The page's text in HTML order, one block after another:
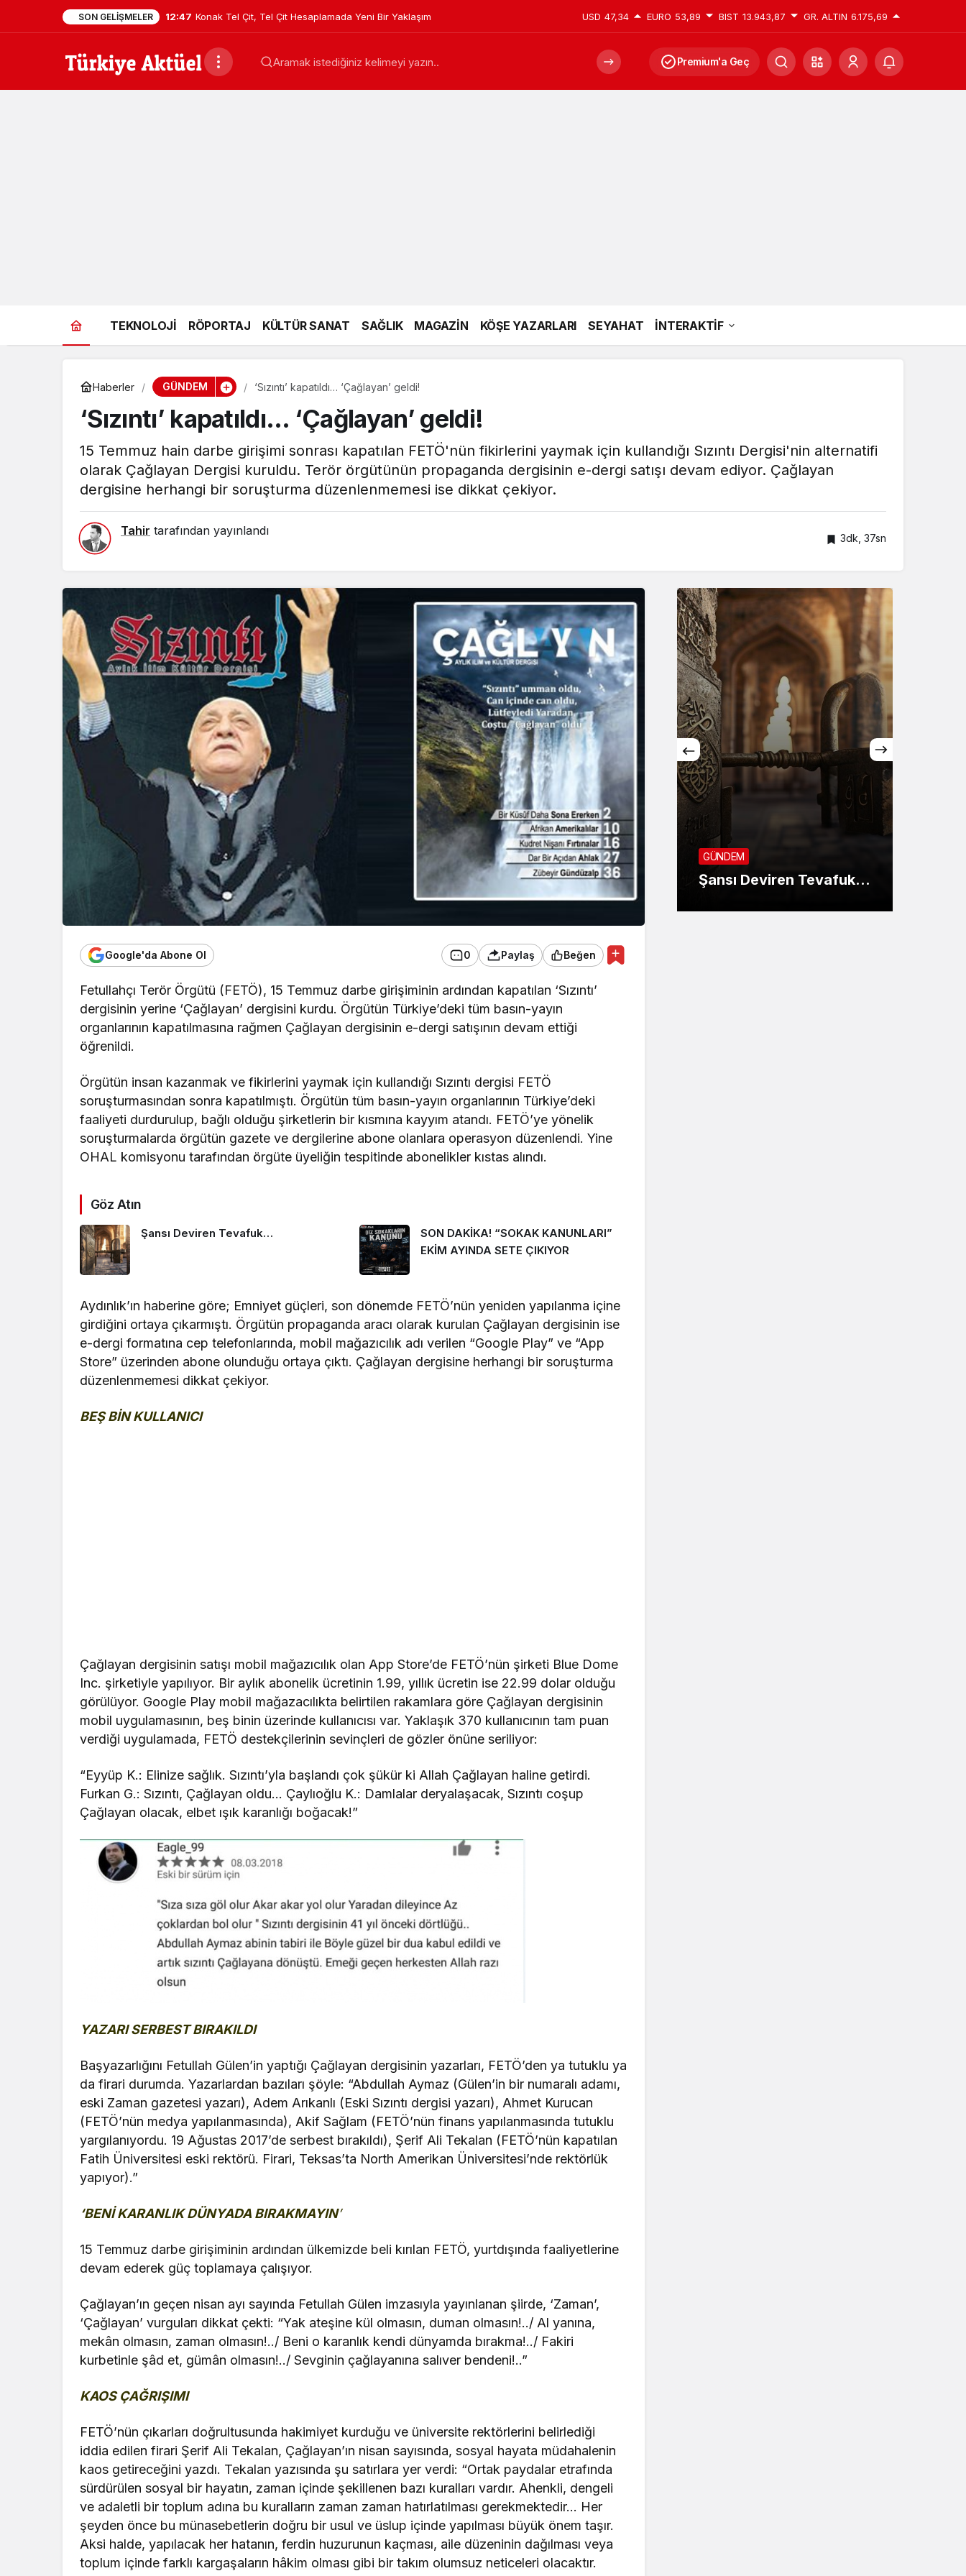
SON GELIŞMELER 12:47 Konak Tel Çit, Tel Çit Hesaplamada Yeni Bir Yaklaşım USD 47,34 EURO 53,89 BIST 13.943,87 GR. ALTIN 6.175,69
Premium'a Geç
TEKNOLOJİ RÖPORTAJ KÜLTÜR SANAT SAĞLIK MAGAZİN KÖŞE YAZARLARI SEYAHAT İNTERAKTİF
Haberler GÜNDEM ‘Sızıntı’ kapatıldı… ‘Çağlayan’ geldi!
‘Sızıntı’ kapatıldı… ‘Çağlayan’ geldi!
15 Temmuz hain darbe girişimi sonrası kapatılan FETÖ'nün fikirlerini yaymak için kullandığı Sızıntı Dergisi'nin alternatifi
olarak Çağlayan Dergisi kuruldu. Terör örgütünün propaganda dergisinin e-dergi satışı devam ediyor. Çağlayan
dergisine herhangi bir soruşturma düzenlenmemesi ise dikkat çekiyor.
Tahir tarafından yayınlandı
3dk, 37sn
Google'da Abone Ol 0 Paylaş Beğen
Fetullahçı Terör Örgütü (FETÖ), 15 Temmuz darbe girişiminin ardından kapatılan ‘Sızıntı’
dergisinin yerine ‘Çağlayan’ dergisini kurdu. Örgütün Türkiye’deki tüm basın-yayın
organlarının kapatılmasına rağmen Çağlayan dergisinin e-dergi satışının devam ettiği
öğrenildi.
Örgütün insan kazanmak ve fikirlerini yaymak için kullandığı Sızıntı dergisi FETÖ
soruşturmasından sonra kapatılmıştı. Örgütün tüm basın-yayın organlarının Türkiye’deki
faaliyeti durdurulup, bağlı olduğu şirketlerin bir kısmına kayyım atandı. FETÖ’ye yönelik
soruşturmalarda örgütün gazete ve dergilerine abone olanlara operasyon düzenlendi. Yine
OHAL komisyonu tarafından örgüte üyeliğin tespitinde abonelikler kıstas alındı.
Göz Atın
Şansı Deviren Tevafuk…
SON DAKİKA! “SOKAK KANUNLARI”
EKİM AYINDA SETE ÇIKIYOR
Aydınlık’ın haberine göre; Emniyet güçleri, son dönemde FETÖ’nün yeniden yapılanma içine
girdiğini ortaya çıkarmıştı. Örgütün propaganda aracı olarak kurulan Çağlayan dergisinin ise
e-dergi formatına cep telefonlarında, mobil mağazıcılık adı verilen “Google Play” ve “App
Store” üzerinden abone olunduğu ortaya çıktı. Çağlayan dergisine herhangi bir soruşturma
düzenlenmemesi dikkat çekiyor.
BEŞ BİN KULLANICI
Çağlayan dergisinin satışı mobil mağazıcılık olan App Store’de FETÖ’nün şirketi Blue Dome
Inc. şirketiyle yapılıyor. Bir aylık abonelik ücretinin 1.99, yıllık ücretin ise 22.99 dolar olduğu
görülüyor. Google Play mobil mağazacılıkta belirtilen rakamlara göre Çağlayan dergisinin
mobil uygulamasının, beş binin üzerinde kullanıcısı var. Yaklaşık 370 kullanıcının tam puan
verdiği uygulamada, FETÖ destekçilerinin sevinçleri de gözler önüne seriliyor:
“Eyyüp K.: Elinize sağlık. Sızıntı’yla başlandı çok şükür ki Allah Çağlayan haline getirdi.
Furkan G.: Sızıntı, Çağlayan oldu… Çaylıoğlu K.: Damlalar deryalaşacak, Sızıntı coşup
Çağlayan olacak, elbet ışık karanlığı boğacak!”
YAZARI SERBEST BIRAKILDI
Başyazarlığını Fetullah Gülen’in yaptığı Çağlayan dergisinin yazarları, FETÖ’den ya tutuklu ya
da firari durumda. Yazarlardan bazıları şöyle: “Abdullah Aymaz (Gülen’in bir numaralı adamı,
eski Zaman gazetesi yazarı), Adem Arıkanlı (Eski Sızıntı dergisi yazarı), Ahmet Kurucan
(FETÖ’nün medya yapılanmasında), Akif Sağlam (FETÖ’nün finans yapılanmasında tutuklu
yargılanıyordu. 19 Ağustas 2017’de serbest bırakıldı), Şerif Ali Tekalan (FETÖ’nün kapatılan
Fatih Üniversitesi eski rektörü. Firari, Teksas’ta North Amerikan Üniversitesi’nde rektörlük
yapıyor).”
‘BENİ KARANLIK DÜNYADA BIRAKMAYIN’
15 Temmuz darbe girişiminin ardından ülkemizde beli kırılan FETÖ, yurtdışında faaliyetlerine
devam ederek güç toplamaya çalışıyor.
Çağlayan’ın geçen nisan ayı sayında Fetullah Gülen imzasıyla yayınlanan şiirde, ‘Zaman’,
‘Çağlayan’ vurguları dikkat çekti: “Yak ateşine kül olmasın, duman olmasın!../ Al yanına,
mekân olmasın, zaman olmasın!../ Beni o karanlık kendi dünyamda bırakma!../ Fakiri
kurbetinle şâd et, gümân olmasın!../ Sevginin çağlayanına salıver bendeni!..”
KAOS ÇAĞRIŞIMI
FETÖ’nün çıkarları doğrultusunda hakimiyet kurduğu ve üniversite rektörlerini belirlediği
iddia edilen firari Şerif Ali Tekalan, Çağlayan’ın nisan sayısında, sosyal hayata müdahalenin
kaos getireceğini yazdı. Tekalan yazısında şu satırlara yer verdi: “Ortak paydalar etrafında
sürdürülen sosyal bir hayatın, zaman içinde şekillenen bazı kuralları vardır. Ahenkli, dengeli
ve adaletli bir toplum adına bu kuralların zaman zaman hatırlatılması gerekmektedir… Her
şeyden önce bu münasebetlerin doğru bir usul ve üslup içinde yapılması büyük önem taşır.
Aksi halde, yapılacak her hatanın, ferdin huzurunun kaçması, aile düzeninin dağılması veya
toplum içinde farklı kargaşaların hâkim olması gibi bir takım olumsuz neticeleri olacaktır.
EKONOMİ
Konak Tel Çit, Tel Çit
Hesaplamada Yeni Bir
Yaklaşım
GÜNDEM
Şansı Deviren Tevafuk…